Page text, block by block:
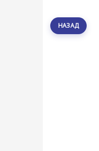
НАЗАД